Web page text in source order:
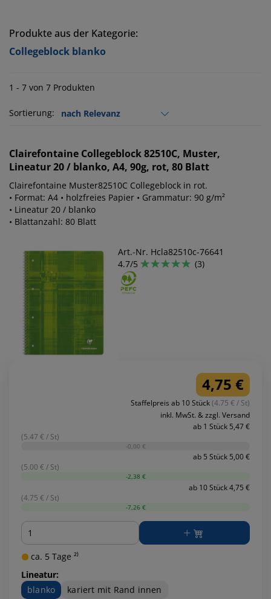
Produkte aus der Kategorie:
Collegeblock blanko
1 - 7 von 7 Produkten
Sortierung:
Clairefontaine Collegeblock 82510C, Muster,
Lineatur 20 / blanko, A4, 90g, rot, 80 Blatt
Clairefontaine Muster82510C Collegeblock in rot.
• Format: A4 • holzfreies Papier • Grammatur: 90 g/m²
• Lineatur 20 / blanko
• Blattanzahl: 80 Blatt
Art.-Nr. Hcla82510c-76641
4.7/5
(3)
4,75 €
Staffelpreis ab 10 Stück(4.75 € / St)
inkl. MwSt. & zzgl. Versand
ab 1 Stück 5,47 €
(5.47 € / St)
-0,00 €
ab 5 Stück 5,00 €
(5.00 € / St)
-2,38 €
ab 10 Stück 4,75 €
(4.75 € / St)
-7,26 €
Menge
ca. 5 Tage ²⁾
Lineatur:
blanko
kariert mit Rand innen